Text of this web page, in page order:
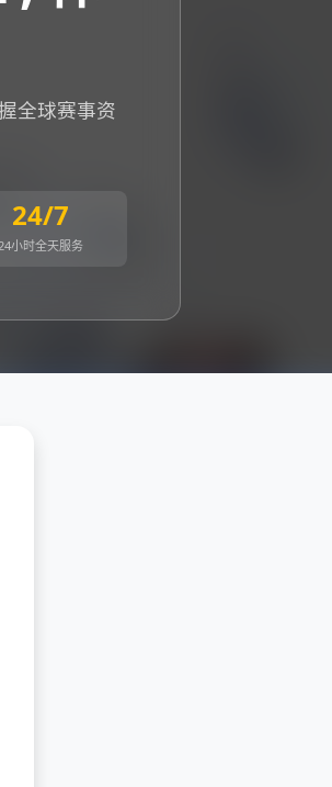
全球赛事资
24/7
小时全天服务